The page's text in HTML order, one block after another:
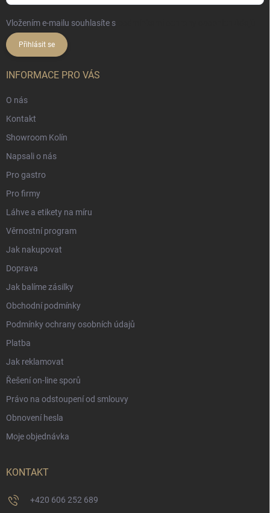
Vložením e-mailu souhlasíte s
Přihlásit se
INFORMACE PRO VÁS
O nás
Kontakt
Showroom Kolín
Napsali o nás
Pro gastro
Pro firmy
Láhve a etikety na míru
Věrnostní program
Jak nakupovat
Doprava
Jak balíme zásilky
Obchodní podmínky
Podmínky ochrany osobních údajů
Platba
Jak reklamovat
Řešení on-line sporů
Právo na odstoupení od smlouvy
Obnovení hesla
Moje objednávka
KONTAKT
+420 606 252 689